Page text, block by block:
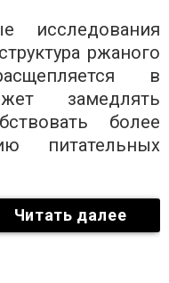
исследования
ржаного
в
замедлять
более
питательных
Читать далее